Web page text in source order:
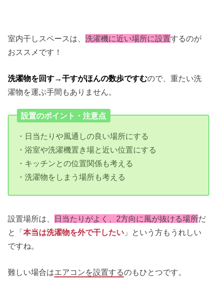
室内干しスペースは、洗濯機に近い場所に設置するのが
おススメです！
洗濯物を回す→干すがほんの数歩ですむので、重たい洗
濯物を運ぶ手間もありません。
設置のポイント・注意点
・日当たりや風通しの良い場所にする
・浴室や洗濯機置き場と近い位置にする
・キッチンとの位置関係も考える
・洗濯物をしまう場所も考える
設置場所は、 日当たりがよく、2方向に風が抜ける場所だ
と「本当は洗濯物を外で干したい 」という方もうれしい
ですね。
難しい場合はエアコンを設置するのもひとつです。